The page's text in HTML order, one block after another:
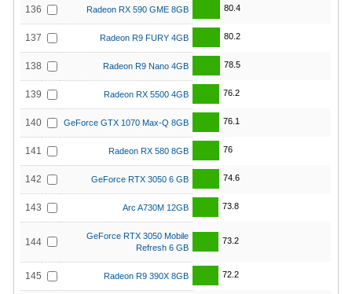
136 Radeon RX 590 GME 8GB 80.4
137 Radeon R9 FURY 4GB 80.2
138 Radeon R9 Nano 4GB 78.5
139 Radeon RX 5500 4GB 76.2
140 GeForce GTX 1070 Max-Q 8GB 76.1
141 Radeon RX 580 8GB 76
142 GeForce RTX 3050 6 GB 74.6
143 Arc A730M 12GB 73.8
144
GeForce RTX 3050 Mobile
Refresh 6 GB
73.2
145 Radeon R9 390X 8GB 72.2